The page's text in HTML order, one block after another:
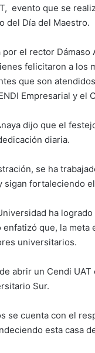
evento que se
del Día del Maestro.
el rector Dámaso
felicitaron a
que son
Empresarial y el
dijo que el
diaria.
se ha
fortaleciendo
ha
que, la meta
universitarios.
abrir un Cendi
Sur.
se cuenta con el
esta casa